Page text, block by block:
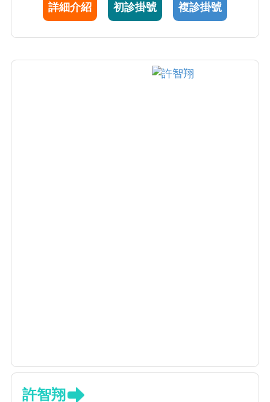
詳細介紹 初診掛號 複診掛號
許智翔